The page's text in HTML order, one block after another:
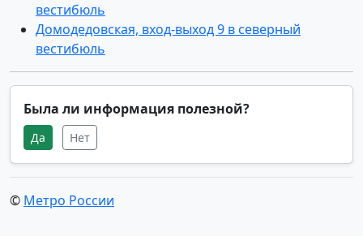
вестибюль
Домодедовская, вход-выход 9 в северный
вестибюль
Была ли информация полезной?
Да Нет
© Метро России